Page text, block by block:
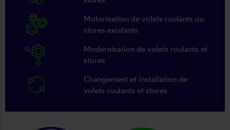
Motorisation de volets roulants ou
stores existants
Modernisation de volets roulants et
stores
Changement et installation de
volets roulants et stores